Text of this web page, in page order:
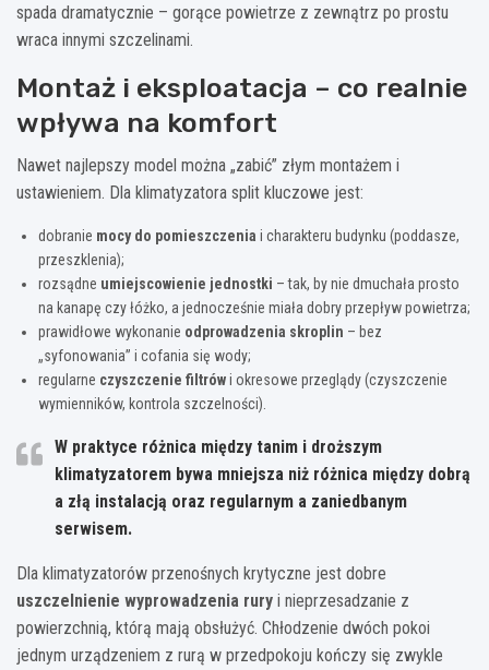
spada dramatycznie – gorące powietrze z zewnątrz po prostu
wraca innymi szczelinami.
Montaż i eksploatacja – co realnie
wpływa na komfort
Nawet najlepszy model można „zabić” złym montażem i
ustawieniem. Dla klimatyzatora split kluczowe jest:
dobranie mocy do pomieszczenia i charakteru budynku (poddasze,
przeszklenia);
rozsądne umiejscowienie jednostki – tak, by nie dmuchała prosto
na kanapę czy łóżko, a jednocześnie miała dobry przepływ powietrza;
prawidłowe wykonanie odprowadzenia skroplin – bez
„syfonowania” i cofania się wody;
regularne czyszczenie filtrówi okresowe przeglądy (czyszczenie
wymienników, kontrola szczelności).
W praktyce różnica między tanim i droższym
klimatyzatorem bywa mniejsza niż różnica między dobrą
a złą instalacją oraz regularnym a zaniedbanym
serwisem.
Dla klimatyzatorów przenośnych krytyczne jest dobre
uszczelnienie wyprowadzenia rury i nieprzesadzanie z
powierzchnią, którą mają obsłużyć. Chłodzenie dwóch pokoi
jednym urządzeniem z rurą w przedpokoju kończy się zwykle